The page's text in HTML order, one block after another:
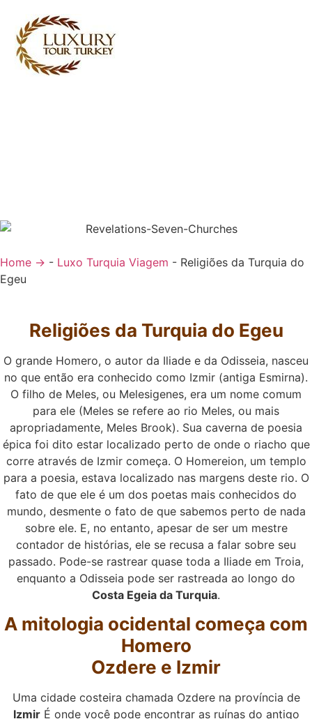
Home → - Luxo Turquia Viagem - Religiões da Turquia do
Egeu
Religiões da Turquia do Egeu
O grande Homero, o autor da Iliade e da Odisseia, nasceu
no que então era conhecido como Izmir (antiga Esmirna).
O filho de Meles, ou Melesigenes, era um nome comum
para ele (Meles se refere ao rio Meles, ou mais
apropriadamente, Meles Brook). Sua caverna de poesia
épica foi dito estar localizado perto de onde o riacho que
corre através de Izmir começa. O Homereion, um templo
para a poesia, estava localizado nas margens deste rio. O
fato de que ele é um dos poetas mais conhecidos do
mundo, desmente o fato de que sabemos perto de nada
sobre ele. E, no entanto, apesar de ser um mestre
contador de histórias, ele se recusa a falar sobre seu
passado. Pode-se rastrear quase toda a Iliade em Troia,
enquanto a Odisseia pode ser rastreada ao longo do
Costa Egeia da Turquia.
A mitologia ocidental começa com
Homero
Ozdere e Izmir
Uma cidade costeira chamada Ozdere na província de
IzmirÉ onde você pode encontrar as ruínas do antigo